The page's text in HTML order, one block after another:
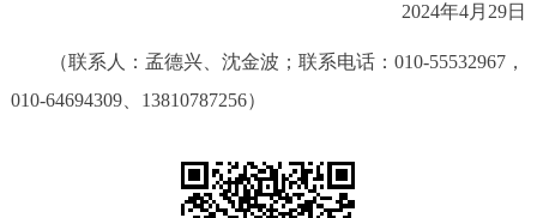
2024年4月29日
（联系人：孟德兴、沈金波；联系电话：010-55532967，
010-64694309、13810787256）